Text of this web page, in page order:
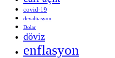
covid-19
devalüasyon
Dolar
döviz
enflasyon